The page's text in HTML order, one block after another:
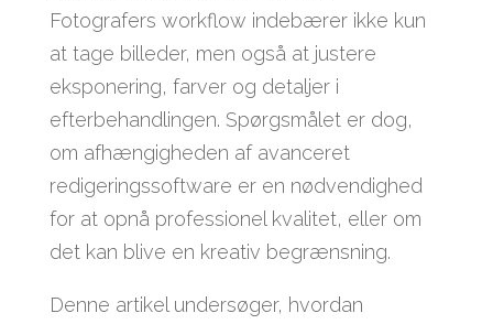
Fotografers workflow indebærer ikke kun
at tage billeder, men også at justere
eksponering, farver og detaljer i
efterbehandlingen. Spørgsmålet er dog,
om afhængigheden af avanceret
redigeringssoftware er en nødvendighed
for at opnå professionel kvalitet, eller om
det kan blive en kreativ begrænsning.
Denne artikel undersøger, hvordan